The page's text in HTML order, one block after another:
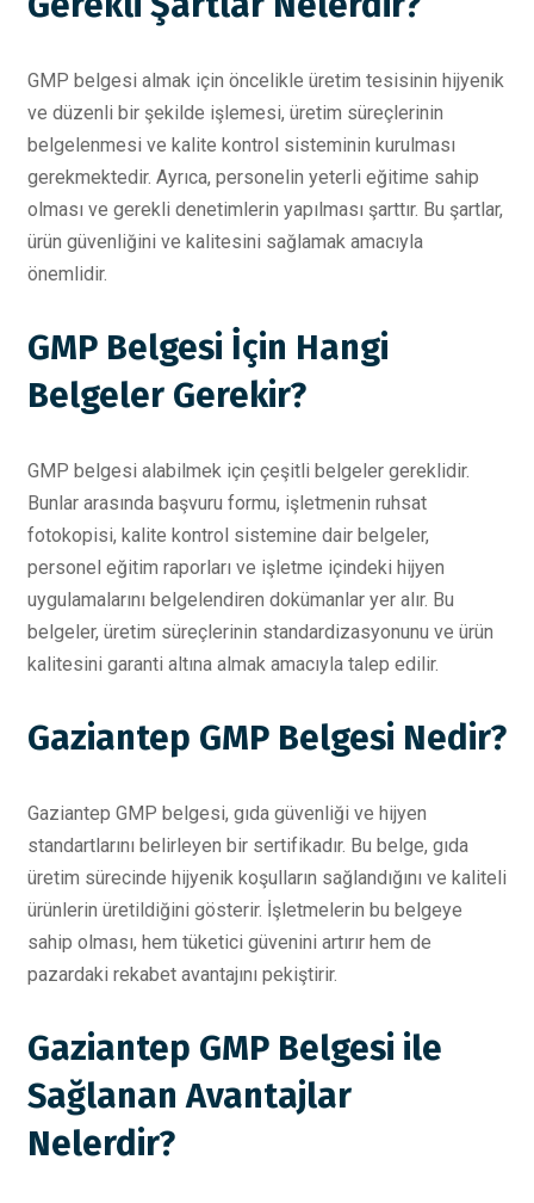
GMP belgesi almak için öncelikle üretim tesisinin hijyenik
ve düzenli bir şekilde işlemesi, üretim süreçlerinin
belgelenmesi ve kalite kontrol sisteminin kurulması
gerekmektedir. Ayrıca, personelin yeterli eğitime sahip
olması ve gerekli denetimlerin yapılması şarttır. Bu şartlar,
ürün güvenliğini ve kalitesini sağlamak amacıyla
önemlidir.
GMP Belgesi İçin Hangi
Belgeler Gerekir?
GMP belgesi alabilmek için çeşitli belgeler gereklidir.
Bunlar arasında başvuru formu, işletmenin ruhsat
fotokopisi, kalite kontrol sistemine dair belgeler,
personel eğitim raporları ve işletme içindeki hijyen
uygulamalarını belgelendiren dokümanlar yer alır. Bu
belgeler, üretim süreçlerinin standardizasyonunu ve ürün
kalitesini garanti altına almak amacıyla talep edilir.
Gaziantep GMP Belgesi Nedir?
Gaziantep GMP belgesi, gıda güvenliği ve hijyen
standartlarını belirleyen bir sertifikadır. Bu belge, gıda
üretim sürecinde hijyenik koşulların sağlandığını ve kaliteli
ürünlerin üretildiğini gösterir. İşletmelerin bu belgeye
sahip olması, hem tüketici güvenini artırır hem de
pazardaki rekabet avantajını pekiştirir.
Gaziantep GMP Belgesi ile
Sağlanan Avantajlar
Nelerdir?